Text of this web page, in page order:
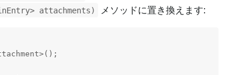
attachments) メソッドに置き換えます: